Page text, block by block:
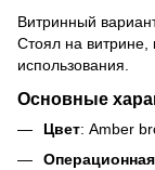
Витринный
Стоял на
использования.
Основные
Цвет: Amber